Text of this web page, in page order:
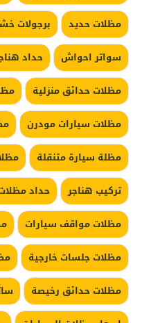
مظلات حديد
برجولات
سواتر احواش
حداد
مظلات حدائق منزلية
مظلات سيارات مودرن
مظلة سيارة متنقلة
تركيب هناجر
حداد
مظلات مواقف سيارات
مظلات جلسات خارجية
مظلات حدائق رخيصة